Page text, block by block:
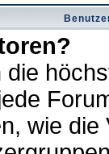
wie